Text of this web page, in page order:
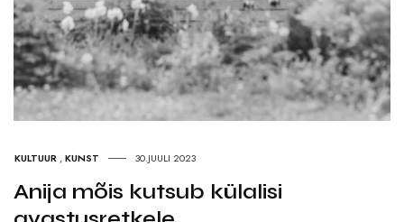
KULTUUR ,KUNST 30.JUULI 2023
Anija mõis kutsub külalisi